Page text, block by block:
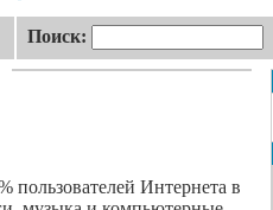
Поиск:
Интернета в